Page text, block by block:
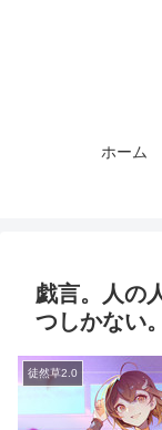
ホーム
戯言。人の
つしかない。
徒然草2.0